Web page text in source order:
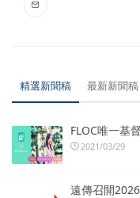
精選新聞稿 最新新聞稿
FLOC唯一基
2021/03/29
遠傳召開